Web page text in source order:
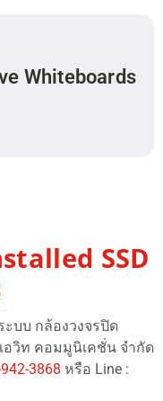
Whiteboards
SSD
ะบบ กล้องวงจรปิด
อวิท คอมมูนิเคชั่น จำกัด
3868 หรือ Line :